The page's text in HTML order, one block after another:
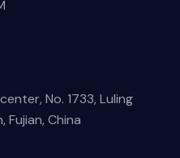
No. 1733, Luling
Fujian, China